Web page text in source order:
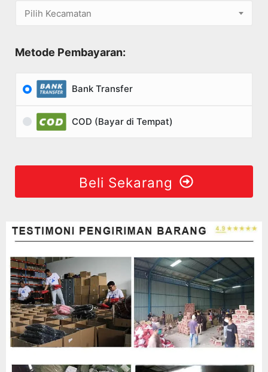
Pilih Kecamatan
Metode Pembayaran:
Bank Transfer
COD (Bayar di Tempat)
Beli Sekarang